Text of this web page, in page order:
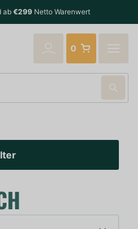
€299Netto Warenwert
0